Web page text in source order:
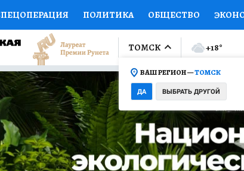
ПОЛИТИКА ОБЩЕСТВО
НАУКА СПОРТ КОЛУМНИСТЫ ПРОИСШЕСТВИЯ
ДОКТОР ФИНАНСЫ ОТКРЫВАЕМ МИР Я ЗНАЮ
ПРОГНОЗЫ НА СПОРТ ПРОМОКОДЫ СЕРИАЛЫ
ТЕЛЕВИЗОР КОЛЛЕКЦИИ
ТЕСТЫ НОВОЕ НА САЙТЕ
ТОМСК
ВАШ РЕГИОН —ТОМСК
ДА ВЫБРАТЬ ДРУГОЙ
+18°